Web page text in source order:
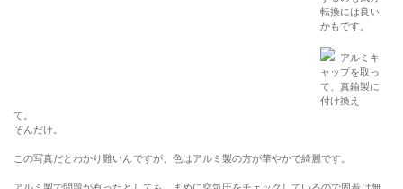
転換には良い
かもです。
アルミキ
ャップを取っ
て、真鍮製に
付け換え
て。
そんだけ。
この写真だとわかり難いんですが、色はアルミ製の方が華やかで綺麗です。